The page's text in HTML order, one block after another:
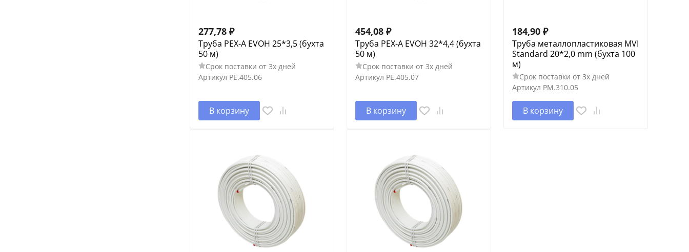
277,78 ₽
Труба PEX-A EVOH 25*3,5 (бухта
50 м)
Срок поставки от 3х дней
Артикул PE.405.06
В корзину
454,08 ₽
Труба PEX-A EVOH 32*4,4 (бухта
50 м)
Срок поставки от 3х дней
Артикул PE.405.07
В корзину
184,90 ₽
Труба металлопластиковая MVI
Standard 20*2,0 mm (бухта 100
м)
Срок поставки от 3х дней
Артикул PM.310.05
В корзину